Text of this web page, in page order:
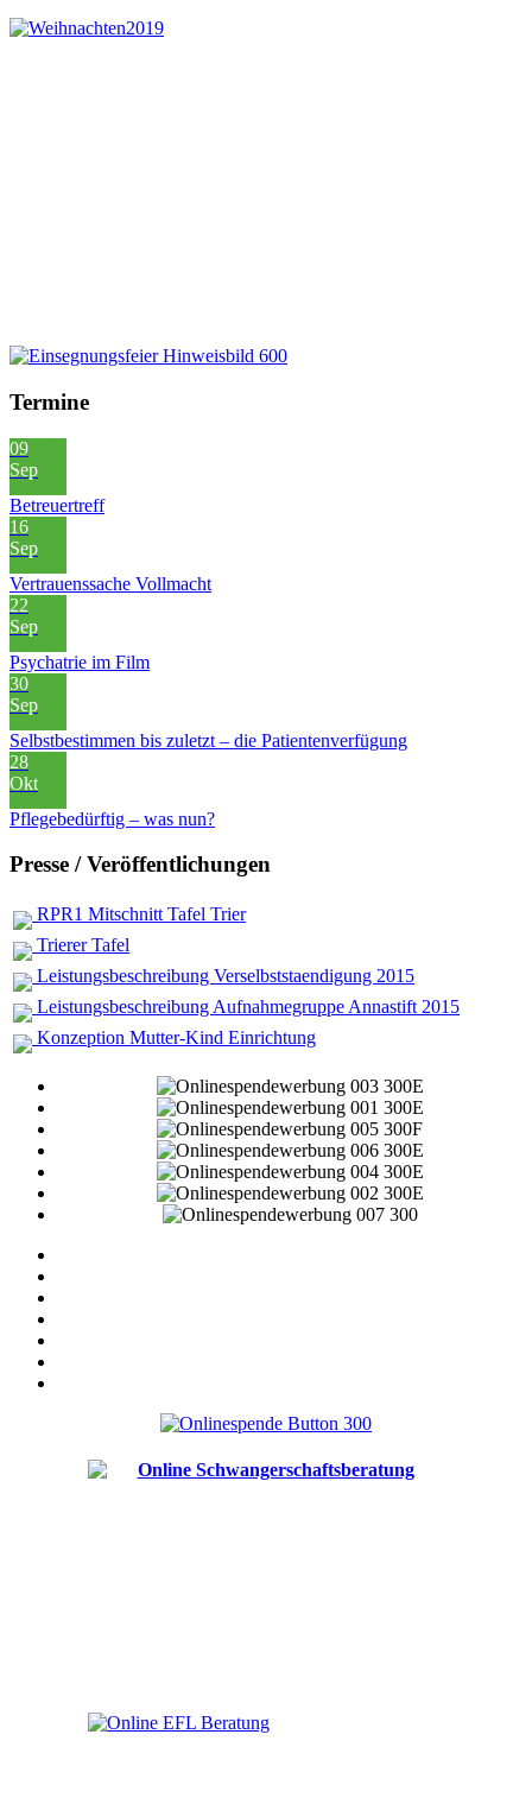
Termine
09
Sep
Betreuertreff
16
Sep
Vertrauenssache Vollmacht
22
Sep
Psychatrie im Film
30
Sep
Selbstbestimmen bis zuletzt – die Patientenverfügung
28
Okt
Pflegebedürftig – was nun?
Presse / Veröffentlichungen
RPR1 Mitschnitt Tafel Trier
Trierer Tafel
Leistungsbeschreibung Verselbststaendigung 2015
Leistungsbeschreibung Aufnahmegruppe Annastift 2015
Konzeption Mutter-Kind Einrichtung